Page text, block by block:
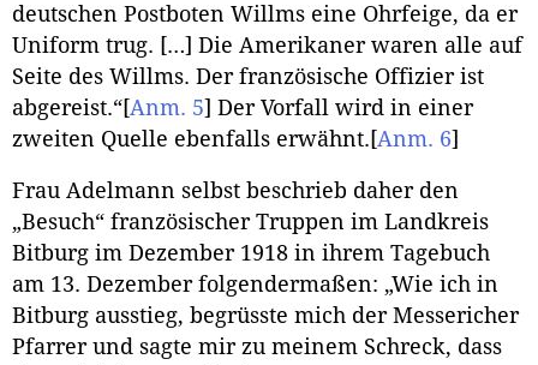
deutschen Postboten Willms eine Ohrfeige, da er
Uniform trug. […] Die Amerikaner waren alle auf
Seite des Willms. Der französische Offizier ist
abgereist.“[Anm. 5] Der Vorfall wird in einer
zweiten Quelle ebenfalls erwähnt. [Anm. 6]
Frau Adelmann selbst beschrieb daher den
„Besuch“ französischer Truppen im Landkreis
Bitburg im Dezember 1918 in ihrem Tagebuch
am 13. Dezember folgendermaßen: „Wie ich in
Bitburg ausstieg, begrüsste mich der Messericher
Pfarrer und sagte mir zu meinem Schreck, dass